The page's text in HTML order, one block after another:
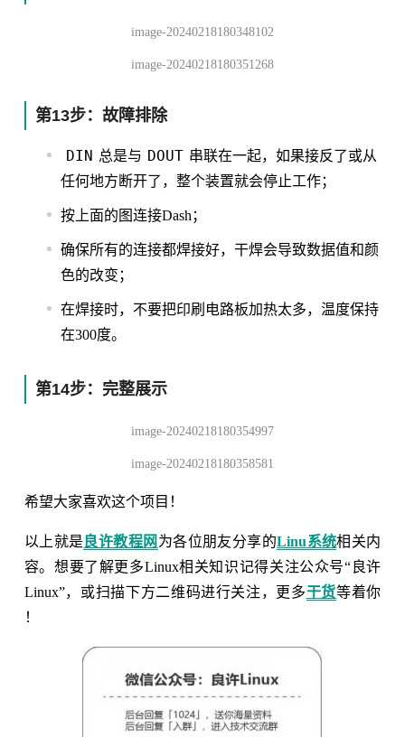
image-20240218180348102
image-20240218180351268
第13步：故障排除
DIN 总是与 DOUT 串联在一起，如果接反了或从
任何地方断开了，整个装置就会停止工作；
按上面的图连接Dash；
确保所有的连接都焊接好，干焊会导致数据值和颜
色的改变；
在焊接时，不要把印刷电路板加热太多，温度保持
在300度。
第14步：完整展示
image-20240218180354997
image-20240218180358581
希望大家喜欢这个项目！
以上就是 良许教程网 为各位朋友分享的Linu系统相关内
容。想要了解更多Linux相关知识记得关注公众号“良许
Linux”，或扫描下方二维码进行关注，更多干货等着你
！